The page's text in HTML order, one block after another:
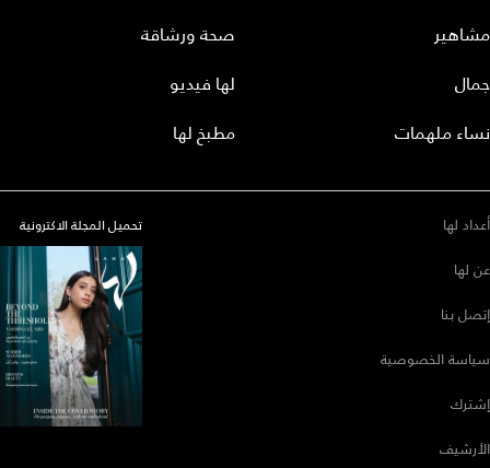
مشاهير
جمال
نساء ملهمات
صحة ورشاقة
لها فيديو
مطبخ لها
أعداد لها
عن لها
إتصل بنا
سياسة الخصوصية
إشترك
الأرشيف
تحميل المجلة الاكترونية